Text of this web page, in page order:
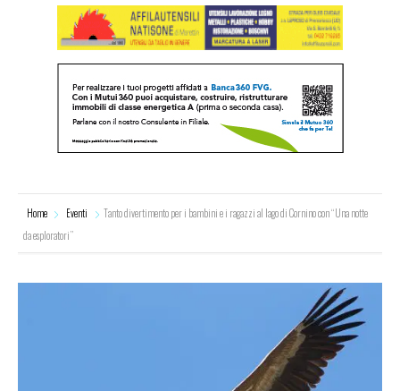
Home Eventi
Tanto divertimento per i bambini e i ragazzi al lago di Cornino con “Una notte
da esploratori”